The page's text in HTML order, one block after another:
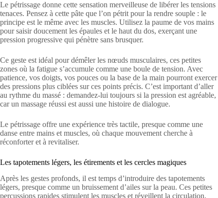
Le pétrissage donne cette sensation merveilleuse de libérer les tensions
tenaces. Pensez à cette pâte que l’on pétrit pour la rendre souple : le
principe est le même avec les muscles. Utilisez la paume de vos mains
pour saisir doucement les épaules et le haut du dos, exerçant une
pression progressive qui pénètre sans brusquer.
Ce geste est idéal pour démêler les nœuds musculaires, ces petites
zones où la fatigue s’accumule comme une boule de tension. Avec
patience, vos doigts, vos pouces ou la base de la main pourront exercer
des pressions plus ciblées sur ces points précis. C’est important d’aller
au rythme du massé : demandez-lui toujours si la pression est agréable,
car un massage réussi est aussi une histoire de dialogue.
Le pétrissage offre une expérience très tactile, presque comme une
danse entre mains et muscles, où chaque mouvement cherche à
réconforter et à revitaliser.
Les tapotements légers, les étirements et les cercles magiques
Après les gestes profonds, il est temps d’introduire des tapotements
légers, presque comme un bruissement d’ailes sur la peau. Ces petites
percussions rapides stimulent les muscles et réveillent la circulation.